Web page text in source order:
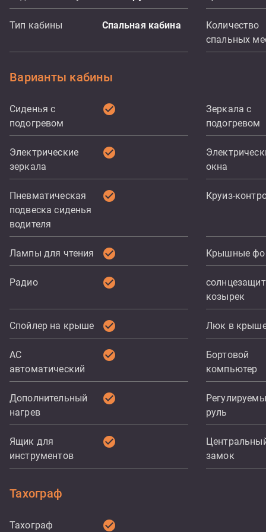
Тип кабины Спальная кабина
Количество
спальных
Варианты кабины
Сиденья с
подогревом
check_circle
Зеркала с
подогревом
Электрические
зеркала
check_circle
окна
Пневматическая
подвеска сиденья
водителя
check_circle Круиз-
Лампы для чтения check_circle Крышные
Радио check_circle
козырек
Спойлер на крыше check_circle Люк в
AC
автоматический
check_circle
Бортовой
компьютер
Дополнительный
нагрев
check_circle
руль
Ящик для
инструментов
check_circle
замок
Тахограф
Тахограф check_circle